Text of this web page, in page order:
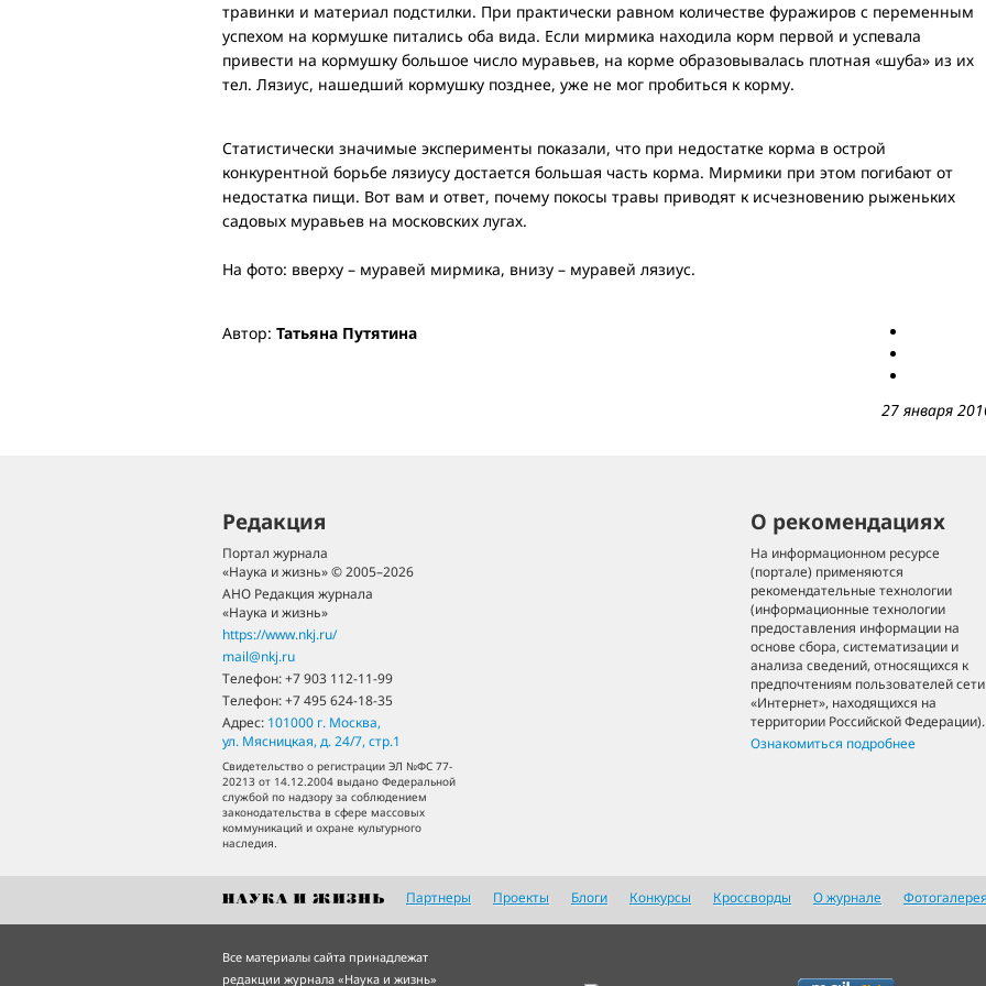
травинки и материал подстилки. При практически равном количестве фуражиров с переменным
успехом на кормушке питались оба вида. Если мирмика находила корм первой и успевала
привести на кормушку большое число муравьев, на корме образовывалась плотная «шуба» из их
тел. Лязиус, нашедший кормушку позднее, уже не мог пробиться к корму.
Статистически значимые эксперименты показали, что при недостатке корма в острой
конкурентной борьбе лязиусу достается большая часть корма. Мирмики при этом погибают от
недостатка пищи. Вот вам и ответ, почему покосы травы приводят к исчезновению рыженьких
садовых муравьев на московских лугах.
На фото: вверху – муравей мирмика, внизу – муравей лязиус.
27 января
Автор: Татьяна Путятина
Редакция
Портал журнала
«Наука и жизнь» © 2005–2026
АНО Редакция журнала
«Наука и жизнь»
https://www.nkj.ru/
mail@nkj.ru
Телефон:+7 903 112-11-99
Телефон:+7 495 624-18-35
Адрес: 101000 г. Москва,
ул. Мясницкая, д. 24/7, стр.1
Свидетельство о регистрации ЭЛ №ФС 77-
20213 от 14.12.2004 выдано Федеральной
службой по надзору за соблюдением
законодательства в сфере массовых
коммуникаций и охране культурного
наследия.
О рекомендациях
На информационном ресурсе
(портале) применяются
рекомендательные технологии
(информационные технологии
предоставления информации на
основе сбора, систематизации и
анализа сведений, относящихся к
предпочтениям пользователей сети
«Интернет», находящихся на
территории Российской Федерации).
Ознакомиться подробнее
Партнеры Проекты Блоги Конкурсы Кроссворды О журнале
Все материалы сайта принадлежат
редакции журнала «Наука и жизнь»